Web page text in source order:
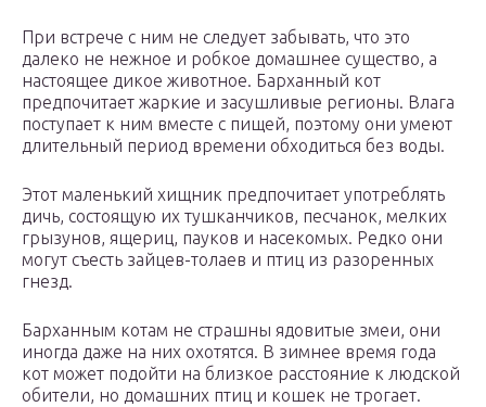
При встрече с ним не следует забывать, что это
далеко не нежное и робкое домашнее существо, а
настоящее дикое животное. Барханный кот
предпочитает жаркие и засушливые регионы. Влага
поступает к ним вместе с пищей, поэтому они умеют
длительный период времени обходиться без воды.
Этот маленький хищник предпочитает употреблять
дичь, состоящую их тушканчиков, песчанок, мелких
грызунов, ящериц, пауков и насекомых. Редко они
могут съесть зайцев-толаев и птиц из разоренных
гнезд.
Барханным котам не страшны ядовитые змеи, они
иногда даже на них охотятся. В зимнее время года
кот может подойти на близкое расстояние к людской
обители, но домашних птиц и кошек не трогает.